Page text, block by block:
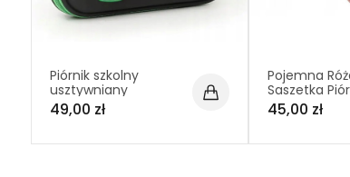
Piórnik szkolny
usztywniany
organizer czarno-
zielony – Motyw
49,00 zł
Pojemna
Saszetka
Szkolny
45,00 zł